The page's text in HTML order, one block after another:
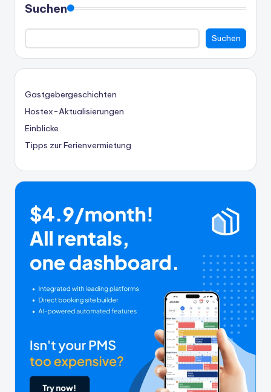
Suchen
Suchen
Gastgebergeschichten
Hostex-Aktualisierungen
Einblicke
Tipps zur Ferienvermietung